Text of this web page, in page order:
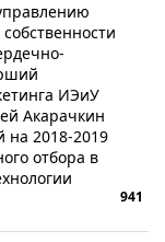
ИЭиУ
Акарачкин
на 2018-2019
отбора в
941